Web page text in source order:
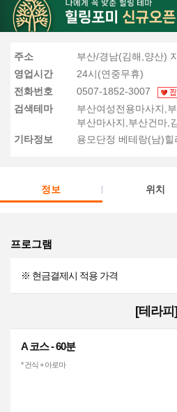
주소
부산/경남(김해,양산)
영업시간
24시(연중무휴)
전화번호
0507-1852-3007
검색테마
부산여성전용마사지,
부산마사지,부산건마,
여성전용출장
기타정보 용모단정 베테랑(남)힐
정보 위치
프로그램
※ 현금결제시 적용 가격
[테라피]
A 코스 - 60분
* 건식 + 아로마